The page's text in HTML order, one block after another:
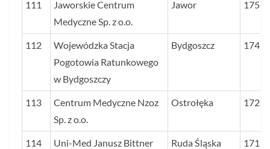
111
Jaworskie Centrum
Medyczne Sp. z o.o.
Jawor 175
112
Wojewódzka Stacja
Pogotowia Ratunkowego
w Bydgoszczy
Bydgoszcz 174
113
Centrum Medyczne Nzoz
Sp. z o.o.
Ostrołęka 172
114
Uni-Med Janusz Bittner
Ruda Śląska 171